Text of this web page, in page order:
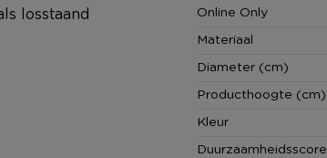
losstaand
Online Only
Materiaal
Diameter (cm)
Producthoogte (cm)
Kleur
Duurzaamheidsscore